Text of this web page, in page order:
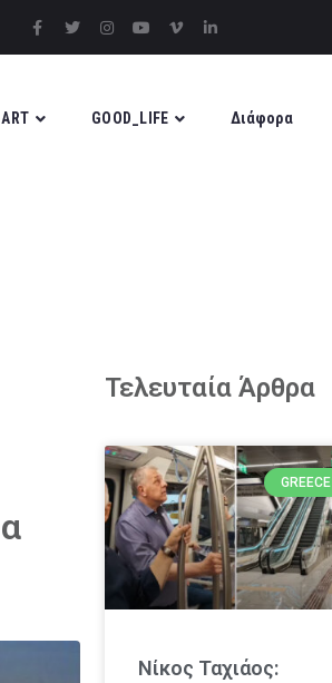
ART GOOD_LIFE Διάφορα
Τελευταία Άρθρα
GREECE
Νίκος Ταχιάος: